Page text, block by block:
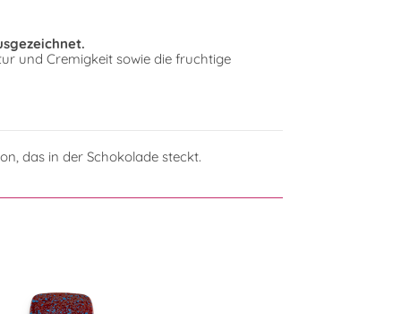
und Cremigkeit sowie die fruchtige
das in der Schokolade steckt.